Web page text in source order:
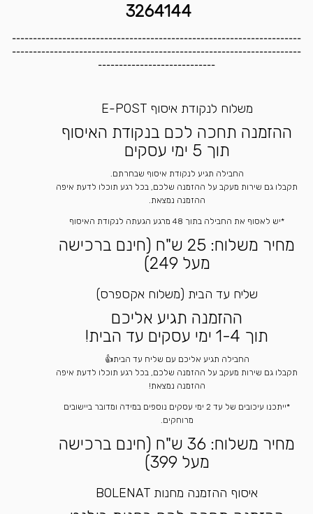
3264144
---------------------------------------------------------------------
---------------------------------------------------------------------
----------------------------
משלוח לנקודת איסוף E-POST
ההזמנה תחכה לכם בנקודת האיסוף
תוך 5 ימי עסקים
החבילה תגיע לנקודת איסוף שבחרתם.
תקבלו גם שירות מעקב על ההזמנה שלכם, בכל רגע תוכלו לדעת איפה
ההזמנה נמצאת.
*יש לאסוף את החבילה בתוך 48 מרגע הגעתה לנקודת האיסוף
מחיר משלוח: 25 ש"ח (חינם ברכישה
מעל 249)
שליח עד הבית (משלוח אקספרס)
ההזמנה תגיע אליכם
תוך 1-4 ימי עסקים עד הבית!
החבילה תגיע אליכם עם שליח עד הבית👍
תקבלו גם שירות מעקב על ההזמנה שלכם, בכל רגע תוכלו לדעת איפה
ההזמנה נמצאת!
*ייתכנו עיכובים של עד 2 ימי עסקים נוספים במידה ומדובר ביישובים
מרוחקים.
מחיר משלוח: 36 ש"ח (חינם ברכישה
מעל 399)
איסוף ההזמנה מחנות BOLENAT